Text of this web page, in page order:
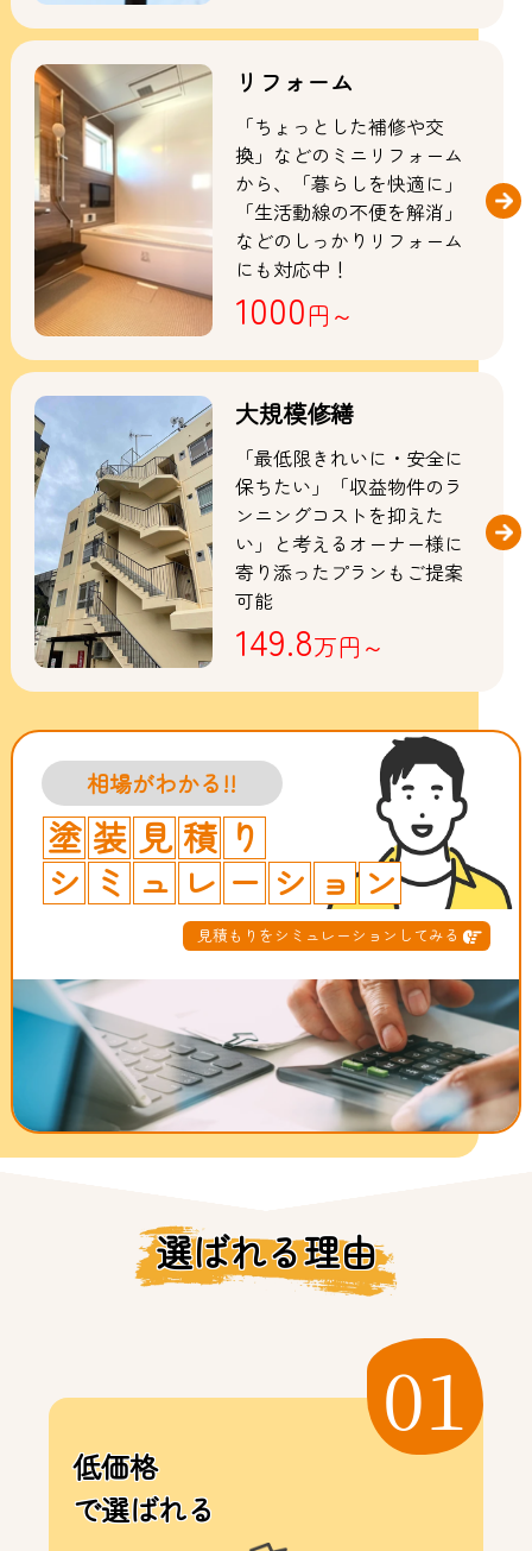
リフォーム
「ちょっとした補修や交
換」などのミニリフォーム
から、「暮らしを快適に」
「生活動線の不便を解消」
などのしっかりリフォーム
にも対応中！
1000円～
大規模修繕
「最低限きれいに・安全に
保ちたい」「収益物件のラ
ンニングコストを抑えた
い」と考えるオーナー様に
寄り添ったプランもご提案
可能
149.8万円～
相場がわかる!!
塗 装 見 積 り
シ ミ ュ レ ー シ ョ ン
見積もりをシミュレーションしてみる
選ばれる理由
低価格
で選ばれる
01